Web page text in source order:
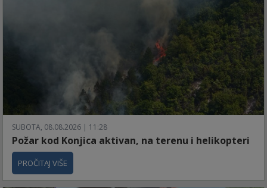
SUBOTA, 08.08.2026 | 11:28
Požar kod Konjica aktivan, na terenu i helikopteri
PROČITAJ VIŠE